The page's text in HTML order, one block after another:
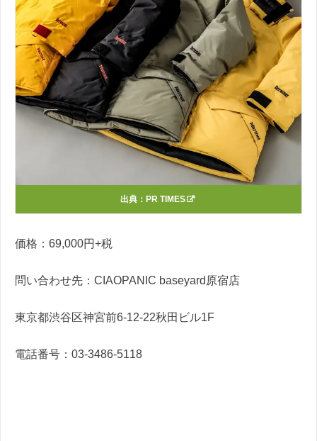
出典： PR TIMES
価格：69,000円+税
問い合わせ先：CIAOPANIC baseyard原宿店
東京都渋谷区神宮前6-12-22秋田ビル1F
電話番号：03-3486-5118